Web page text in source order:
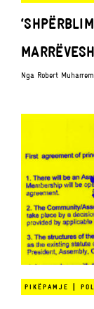
Nga Robert
PIKËPAMJE |